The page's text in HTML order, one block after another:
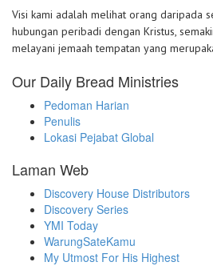
Visi kami adalah melihat orang daripada
hubungan peribadi dengan Kristus,
melayani jemaah tempatan yang
Our Daily Bread Ministries
Pedoman Harian
Penulis
Lokasi Pejabat Global
Laman Web
Discovery House Distributors
Discovery Series
YMI Today
WarungSateKamu
My Utmost For His Highest